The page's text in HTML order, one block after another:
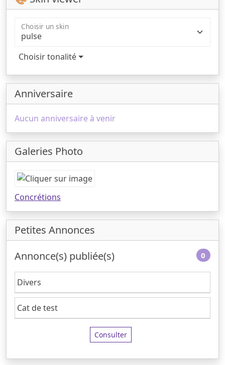
Choisir un skin
Choisir tonalité
Anniversaire
Aucun anniversaire à venir
Galeries Photo
Concrétions
Petites Annonces
0
Annonce(s) publiée(s)
Divers
Cat de test
Consulter